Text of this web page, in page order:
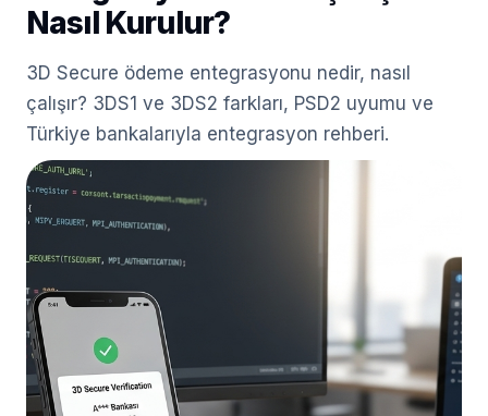
Nasıl Kurulur?
3D Secure ödeme entegrasyonu nedir, nasıl
çalışır? 3DS1 ve 3DS2 farkları, PSD2 uyumu ve
Türkiye bankalarıyla entegrasyon rehberi.